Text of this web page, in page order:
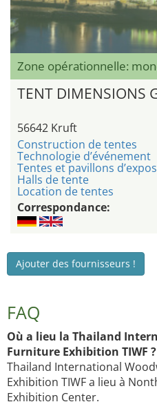
Zone opérationnelle:
TENT DIMENSIONS
56642 Kruft
Construction de tentes
Technologie d’événement
Tentes et pavillons
Halls de tente
Location de tentes
Correspondance:
Ajouter des fournisseurs !
FAQ
Où a lieu la Thailand
Furniture Exhibition TIWF ?
Thailand International
Exhibition TIWF a lieu à
Exhibition Center.